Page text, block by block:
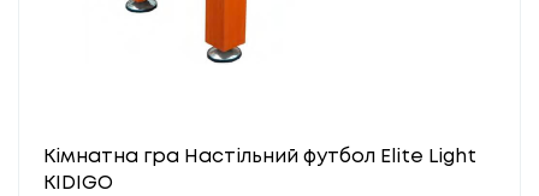
Кімнатна гра Настільний футбол Elite Light
KIDIGO